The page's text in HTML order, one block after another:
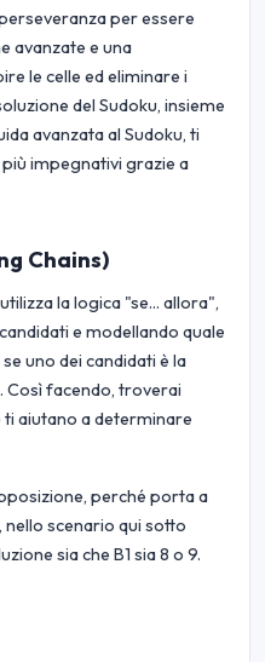
per essere
avanzate e una
le celle ed eliminare i
del Sudoku, insieme
avanzata al Sudoku, ti
impegnativi grazie a
Chains)
la logica "se... allora",
e modellando quale
uno dei candidati è la
Così facendo, troverai
aiutano a determinare
perché porta a
scenario qui sotto
sia che B1 sia 8 o 9.